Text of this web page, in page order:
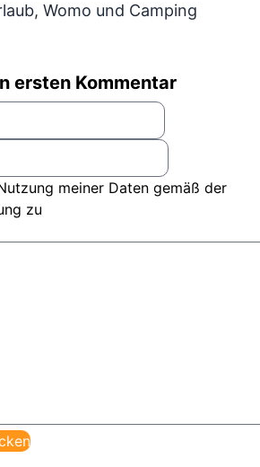
Womo und Camping
ersten Kommentar
meiner Daten gemäß der
zu